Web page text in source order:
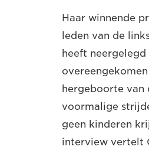
Haar winnende
leden van de
heeft
hergeboorte van
voormalige
geen kinderen
interview vertelt